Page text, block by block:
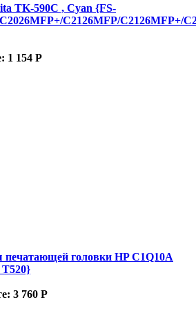
TK-590C , Cyan {FS-
C2126MFP/C2126MFP+/
1 154 Р
головки HP C1Q10A
3 760 Р